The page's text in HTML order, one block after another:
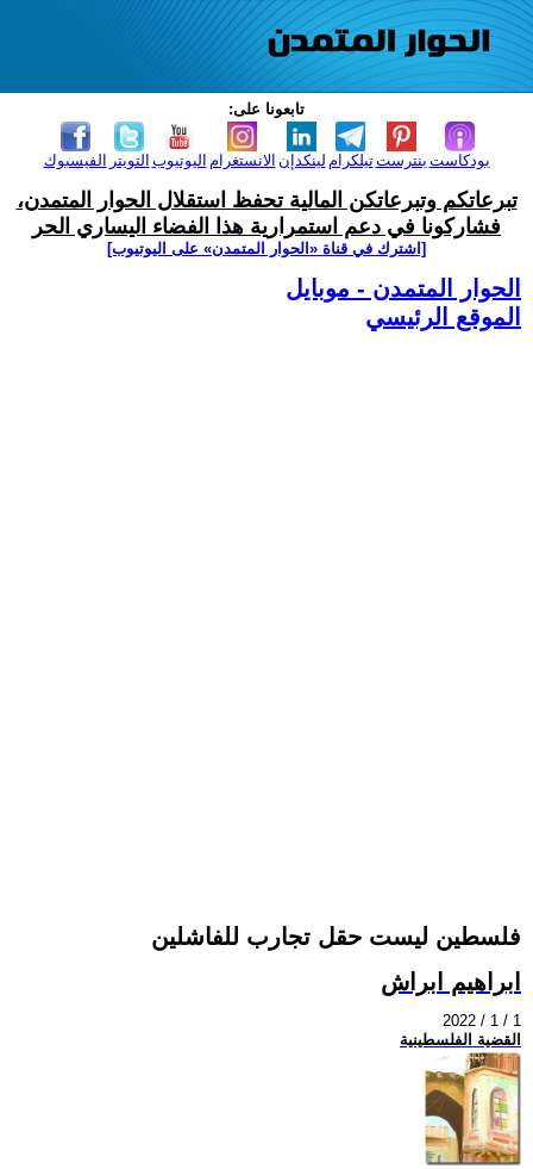
تابعونا على:
الفيسبوك التويتر اليوتيوب الانستغرام لينكدإن تيلكرامبنترست بودكاست
تبرعاتكم وتبرعاتكن المالية تحفظ استقلال الحوار المتمدن،
فشاركونا في دعم استمرارية هذا الفضاء اليساري الحر
[اشترك في قناة ‫«الحوار المتمدن» على اليوتيوب]
الحوار المتمدن - موبايل
الموقع الرئيسي
فلسطين ليست حقل تجارب للفاشلين
ابراهيم ابراش
2022 / 1 / 1
القضية الفلسطينية